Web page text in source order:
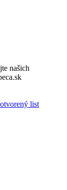
našich
list